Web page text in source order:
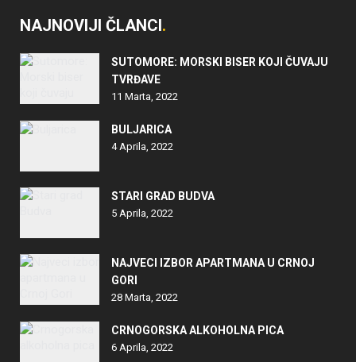
NAJNOVIJI ČLANCI
SUTOMORE: MORSKI BISER KOJI ČUVAJU
TVRĐAVE
11 Marta, 2022
BULJARICA
4 Aprila, 2022
STARI GRAD BUDVA
5 Aprila, 2022
NAJVECI IZBOR APARTMANA U CRNOJ
GORI
28 Marta, 2022
CRNOGORSKA ALKOHOLNA PICA
6 Aprila, 2022